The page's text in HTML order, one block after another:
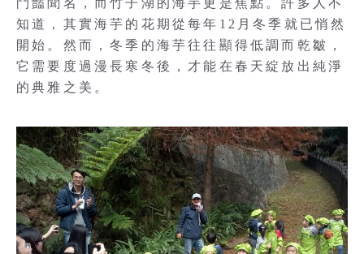
鬥豔聞名，而竹子湖的海芋更是焦點。許多人不
知道，其實海芋的花期從每年12月冬季就已悄然
開始。然而，冬季的海芋往往顯得低調而乾皺，
它需要度過漫長寒冬後，才能在春天綻放出純淨
的典雅之美。